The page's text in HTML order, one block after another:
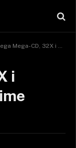
Mega-CD, 32X i narodziny ESRB – Time Warp
i